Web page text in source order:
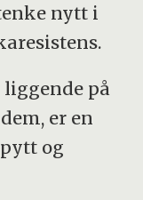
nytt i
på
er en
og